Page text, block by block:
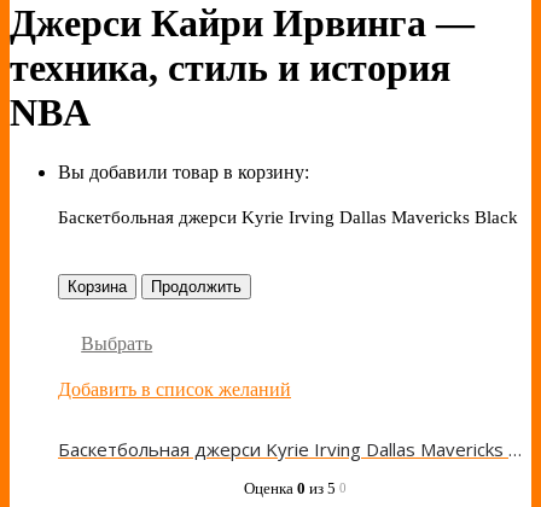
Джерси Кайри Ирвинга —
техника, стиль и история
NBA
Вы добавили товар в корзину:
Баскетбольная джерси Kyrie Irving Dallas Mavericks Black
Корзина Продолжить
Выбрать
Добавить в список желаний
Баскетбольная джерси Kyrie Irving Dallas Mavericks Black
Оценка 0 из 5 0